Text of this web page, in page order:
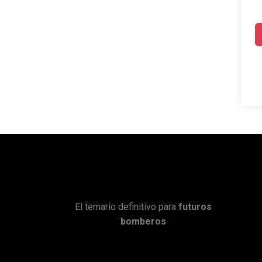
El temario definitivo para futuros
bomberos